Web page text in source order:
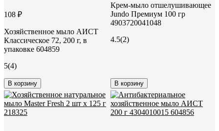
108 ₽
Хозяйственное мыло АИСТ
Классическое 72, 200 г, в
упаковке 604859
5(4)
В корзину
Крем-мыло отшелушивающее
Jundo Премиум 100 гр
4903720041048
4.5(2)
В корзину